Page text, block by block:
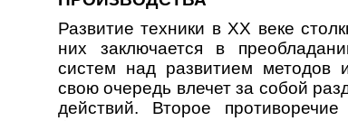
Развитие техники в XX веке
них заключается в
систем над развитием методов
свою очередь влечет за собой
действий. Второе